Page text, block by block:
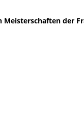
der